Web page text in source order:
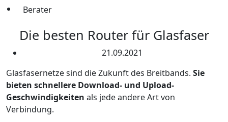
Berater
Die besten Router für Glasfaser
21.09.2021
Glasfasernetze sind die Zukunft des Breitbands. Sie
bieten schnellere Download- und Upload-
Geschwindigkeiten als jede andere Art von
Verbindung.